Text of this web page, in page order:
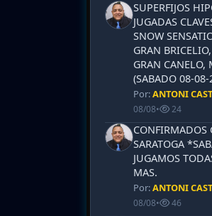
SUPERFIJOS
JUGADAS
SNOW
GRAN
GRAN CANELO,
(SABADO 08-
Por:ANTONI
08/08• 24
CONFIRMADOS
SARATOGA
JUGAMOS
MAS.
Por:ANTONI
08/08• 46